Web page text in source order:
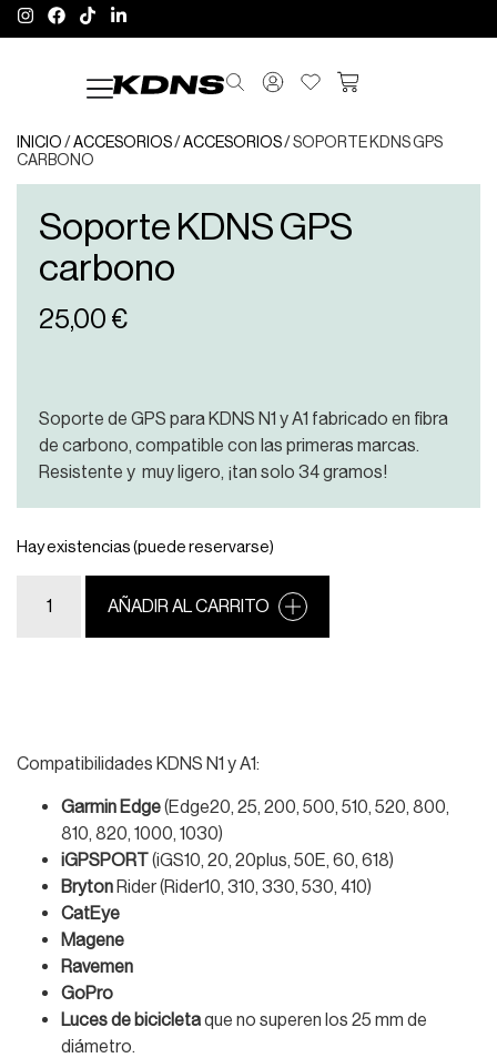
INICIO/ACCESORIOS/ACCESORIOS/ SOPORTE KDNS GPS
CARBONO
Soporte KDNS GPS
carbono
25,00 €
Soporte de GPS para KDNS N1 y A1 fabricado en fibra
de carbono, compatible con las primeras marcas.
Resistente y muy ligero, ¡tan solo 34 gramos!
Hay existencias (puede reservarse)
AÑADIR AL CARRITO
Compatibilidades KDNS N1 y A1:
Garmin Edge(Edge20, 25, 200, 500, 510, 520, 800,
810, 820, 1000, 1030)
iGPSPORT(iGS10, 20, 20plus, 50E, 60, 618)
BrytonRider (Rider10, 310, 330, 530, 410)
CatEye
Magene
Ravemen
GoPro
Luces de bicicletaque no superen los 25 mm de
diámetro.